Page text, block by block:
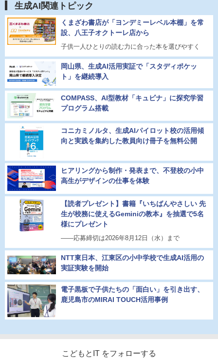
生成AI関連トピック
くまざわ書店が「ヨンデミーレベル本棚」を常
設、八王子オクトーレ店から
子供一人ひとりの読む力に合った本を選びやすく
岡山県、生成AI活用実証で「スタディポケッ
ト」を継続導入
COMPASS、AI型教材「キュビナ」に探究学習
プログラム搭載
コニカミノルタ、生成AIパイロット校の活用傾
向と実践を集約した教員向け冊子を無料公開
ヒアリングから制作・発表まで、不登校の小中
高生がデザインの仕事を体験
【読者プレゼント】書籍『いちばんやさしい 先
生が校務に使えるGeminiの教本』を抽選で5名
様にプレゼント
――応募締切は2026年8月12日（水）まで
NTT東日本、江東区の小中学校で生成AI活用の
実証実験を開始
電子黒板で子供たちの「面白い」を引き出す、
鹿児島市のMIRAI TOUCH活用事例
こどもとIT をフォローする